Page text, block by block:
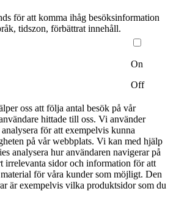
för att komma ihåg besöksinformation
tidszon, förbättrat innehåll.
On
Off
oss att följa antal besök på vår
hittade till oss. Vi använder
för att exempelvis kunna
på vår webbplats. Vi kan med hjälp
analysera hur användaren navigerar på
irrelevanta sidor och information för att
för våra kunder som möjligt. Den
är exempelvis vilka produktsidor som du